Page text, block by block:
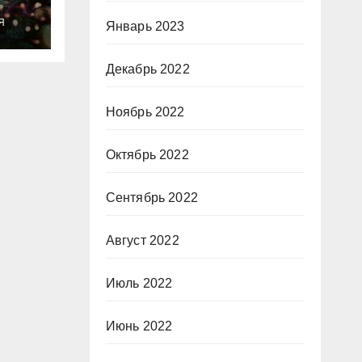
Январь 2023
Декабрь 2022
Ноябрь 2022
Октябрь 2022
Сентябрь 2022
Август 2022
Июль 2022
Июнь 2022